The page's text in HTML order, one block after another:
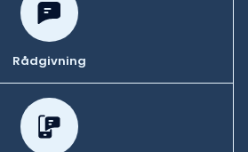
Rådgivning